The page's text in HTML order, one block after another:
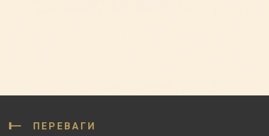
ПЕРЕВАГИ